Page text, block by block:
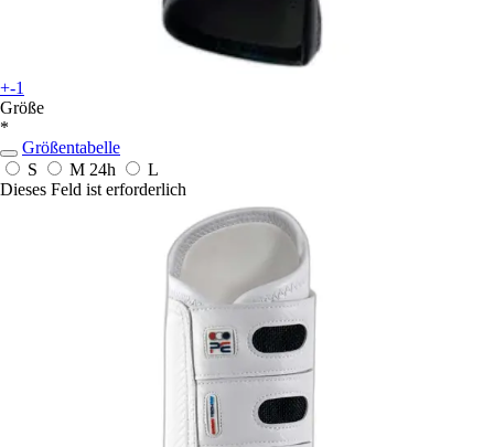
+-1
Größe
*
Größentabelle
S
M 24h
L
Dieses Feld ist erforderlich